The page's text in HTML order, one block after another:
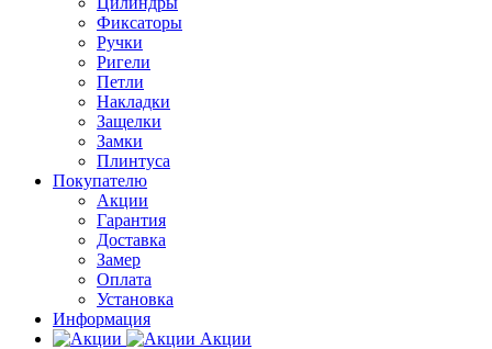
Фиксаторы
Ручки
Ригели
Петли
Накладки
Защелки
Замки
Плинтуса
Покупателю
Акции
Гарантия
Доставка
Замер
Оплата
Установка
Информация
Акции